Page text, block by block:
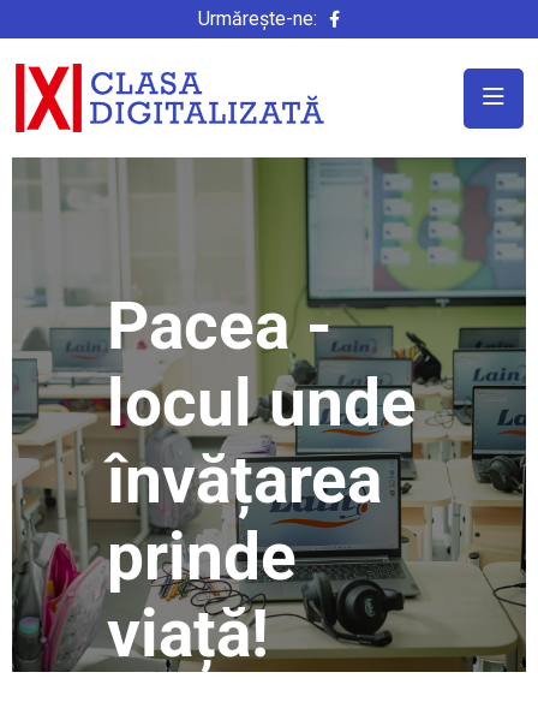
Urmărește-ne:
Pacea -
locul unde
învățarea
prinde
viață!